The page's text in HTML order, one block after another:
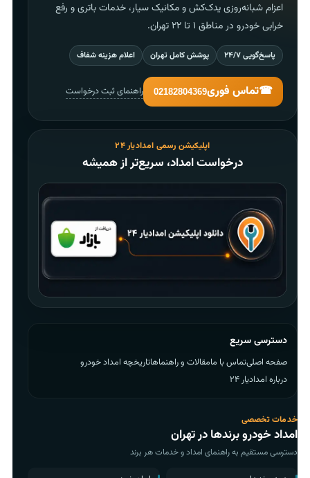
اعزام شبانه‌روزی یدک‌کش و مکانیک سیار، خدمات باتری و رفع
خرابی خودرو در مناطق ۱ تا ۲۲ تهران.
پاسخ‌گویی ۲۴/۷ پوشش کامل تهران اعلام هزینه شفاف
☎تماس فوری02182804369 راهنمای ثبت درخواست
اپلیکیشن رسمی امدادیار ۲۴
درخواست امداد، سریع‌تر از همیشه
دسترسی سریع
صفحه اصلیتماس با مامقالات و راهنماهاتاریخچه امداد خودرو
درباره امدادیار ۲۴
خدمات تخصصی
امداد خودرو برندها در تهران
دسترسی مستقیم به راهنمای امداد و خدمات هر برند